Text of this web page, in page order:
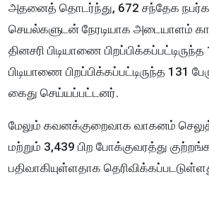
அதனைத் தொடர்ந்து, 672 சந்தேக
செயல்களுடன் நேரடியாக அடையாளம்
தினசரி பிடியாணை
பிடியாணை பிறப்பிக்கப்பட்டிருந்த 131
கைது செய்யப்பட்டனர்.
மேலும் கவனக்குறைவாக வாகனம்
மற்றும் 3,439 பிற போக்குவரத்து
பதிவாகியுள்ளதாக